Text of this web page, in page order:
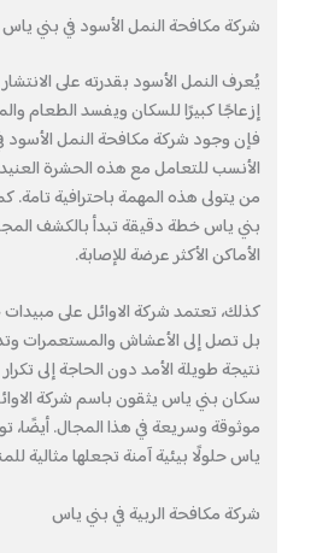
شركة مكافحة النمل الأسود في بني ياس
يُعرف النمل الأسود بقدرته على
إزعاجًا كبيرًا للسكان ويفسد الطعام
فإن وجود شركة مكافحة النمل الأسود
الأنسب للتعامل مع هذه الحشرة
من يتولى هذه المهمة باحترافية تامة.
بني ياس خطة دقيقة تبدأ بالكشف
الأماكن الأكثر عرضة للإصابة.
كذلك، تعتمد شركة الاوائل على مبيدات
بل تصل إلى الأعشاش والمستعمرات
نتيجة طويلة الأمد دون الحاجة إلى
سكان بني ياس يثقون باسم شركة
موثوقة وسريعة في هذا المجال. أيضًا،
ياس حلولًا بيئية آمنة تجعلها مثالية
شركة مكافحة الربية في بني ياس